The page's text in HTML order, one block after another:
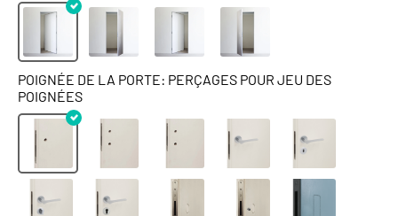
POIGNÉE DE LA PORTE: PERÇAGES POUR JEU DES
POIGNÉES